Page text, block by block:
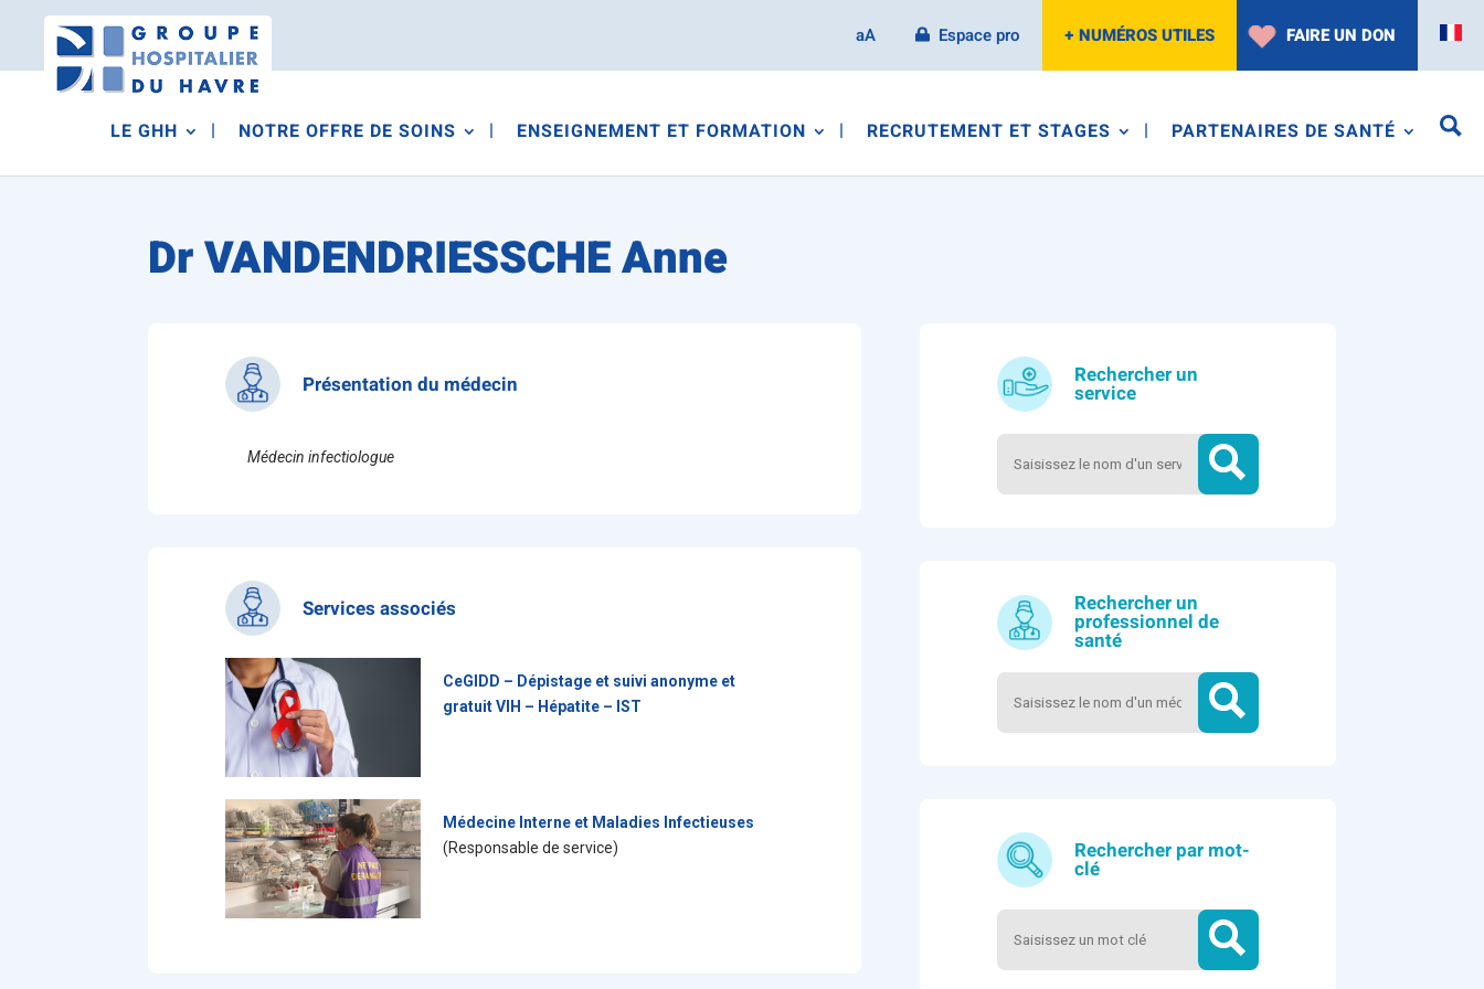
aA Espace pro + NUMÉROS UTILES FAIRE UN DON
LE GHH NOTRE OFFRE DE SOINS ENSEIGNEMENT ET FORMATION RECRUTEMENT ET STAGES PARTENAIRES DE SANTÉ
Dr VANDENDRIESSCHE Anne
Présentation du médecin
Médecin infectiologue
Services associés
CeGIDD – Dépistage et suivi anonyme et
gratuit VIH – Hépatite – IST
Médecine Interne et Maladies Infectieuses
(Responsable de service)
Rechercher un
service
Rechercher un
professionnel de
santé
Rechercher par mot-
clé